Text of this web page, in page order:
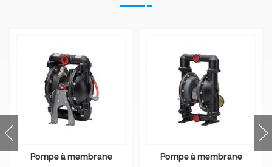
Pompe à membrane
Pompe à membrane